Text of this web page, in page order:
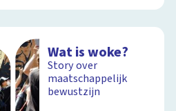
Wat is woke?
Story over
maatschappelijk
bewustzijn